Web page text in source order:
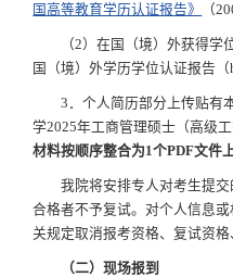
国高等教育学历认证报告》
（
（2）在国（境）外获得
国（境）外学历学位认证报告（
3．个人简历部分上传贴有
学2025年工商管理硕士（高级
材料按顺序整合为1个PDF文件上
我院将安排专人对考生提
合格者不予复试。对个人信息
关规定取消报考资格、复试资格
（二）现场报到